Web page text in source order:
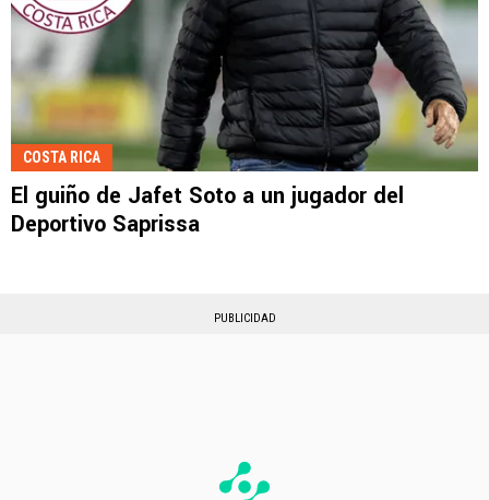
COSTA RICA
El guiño de Jafet Soto a un jugador del
Deportivo Saprissa
PUBLICIDAD